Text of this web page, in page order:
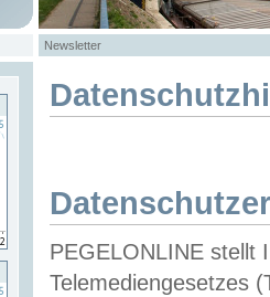
Newsletter
PEGELONLINE stellt
Telemediengesetzes